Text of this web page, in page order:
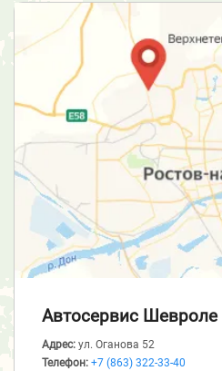
Автосервис Шевроле
Адрес: ул. Оганова 52
Телефон: +7 (863) 322-33-40